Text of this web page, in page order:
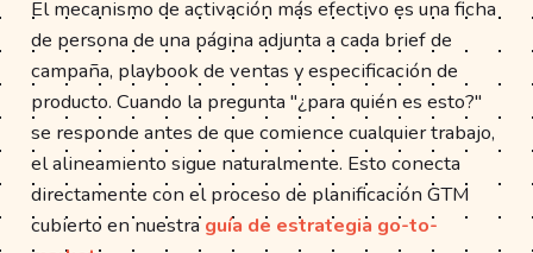
El mecanismo de activación más efectivo es una ficha
de persona de una página adjunta a cada brief de
campaña, playbook de ventas y especificación de
producto. Cuando la pregunta "¿para quién es esto?"
se responde antes de que comience cualquier trabajo,
el alineamiento sigue naturalmente. Esto conecta
directamente con el proceso de planificación GTM
cubierto en nuestraguía de estrategia go-to-